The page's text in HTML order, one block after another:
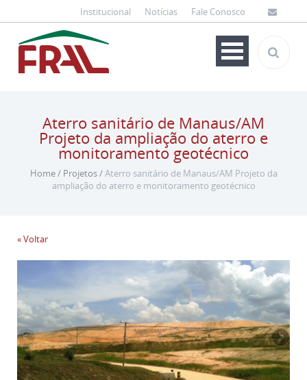
Institucional Notícias Fale Conosco
Aterro sanitário de Manaus/AM
Projeto da ampliação do aterro e
monitoramento geotécnico
Home/ Projetos/Aterro sanitário de Manaus/AM Projeto da
ampliação do aterro e monitoramento geotécnico
« Voltar